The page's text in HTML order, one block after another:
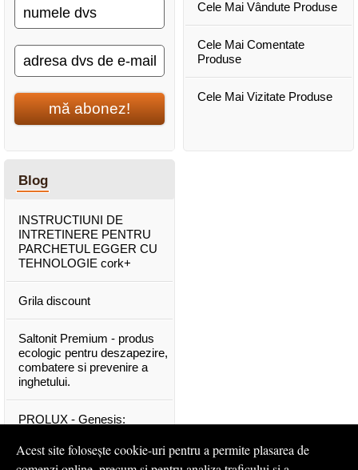
mă abonez!
Cele Mai Vândute Produse
Cele Mai Comentate
Produse
Cele Mai Vizitate Produse
Blog
INSTRUCTIUNI DE
INTRETINERE PENTRU
PARCHETUL EGGER CU
TEHNOLOGIE cork+
Grila discount
Saltonit Premium - produs
ecologic pentru deszapezire,
combatere si prevenire a
inghetului.
PROLUX - Genesis:
calitate superioara
Acest site folosește cookie-uri pentru a permite plasarea de